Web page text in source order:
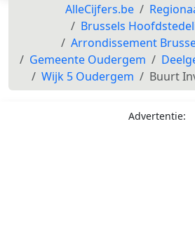
AlleCijfers.be
Brussels
Arrondissement
Gemeente Oudergem
Wijk 5 Oudergem
Buurt
Advertentie: